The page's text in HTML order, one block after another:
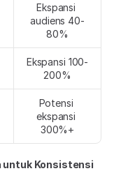
Ekspansi
audiens 40-
80%
Ekspansi 100-
200%
Potensi
ekspansi
300%+
untuk Konsistensi